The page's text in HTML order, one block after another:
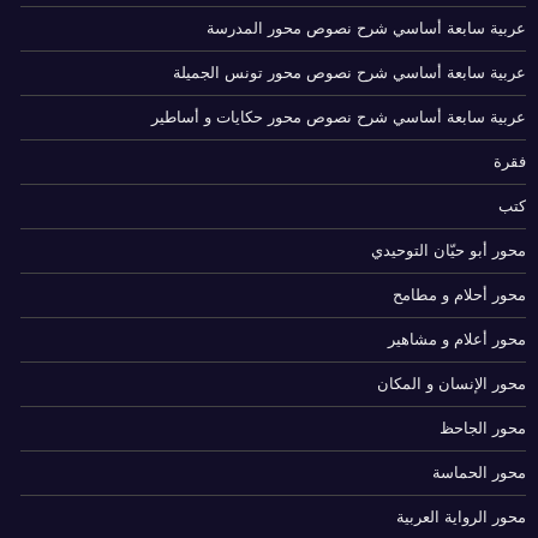
عربية سابعة أساسي شرح نصوص محور المدرسة
عربية سابعة أساسي شرح نصوص محور تونس الجميلة
عربية سابعة أساسي شرح نصوص محور حكايات و أساطير
فقرة
كتب
محور أبو حيّان التوحيدي
محور أحلام و مطامح
محور أعلام و مشاهير
محور الإنسان و المكان
محور الجاحظ
محور الحماسة
محور الرواية العربية